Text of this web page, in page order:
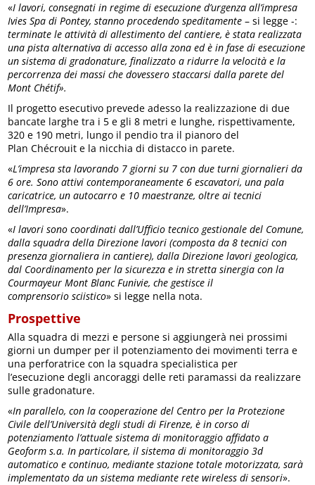
«I lavori, consegnati in regime di esecuzione d’urgenza all’impresa
Ivies Spa di Pontey, stanno procedendo speditamente – si legge -:
terminate le attività di allestimento del cantiere, è stata realizzata
una pista alternativa di accesso alla zona ed è in fase di esecuzione
un sistema di gradonature, finalizzato a ridurre la velocità e la
percorrenza dei massi che dovessero staccarsi dalla parete del
Mont Chétif».
Il progetto esecutivo prevede adesso la realizzazione di due
bancate larghe tra i 5 e gli 8 metri e lunghe, rispettivamente,
320 e 190 metri, lungo il pendio tra il pianoro del
Plan Chécrouit e la nicchia di distacco in parete.
«L’impresa sta lavorando 7 giorni su 7 con due turni giornalieri da
6 ore. Sono attivi contemporaneamente 6 escavatori, una pala
caricatrice, un autocarro e 10 maestranze, oltre ai tecnici
dell’Impresa».
«I lavori sono coordinati dall’Ufficio tecnico gestionale del Comune,
dalla squadra della Direzione lavori (composta da 8 tecnici con
presenza giornaliera in cantiere), dalla Direzione lavori geologica,
dal Coordinamento per la sicurezza e in stretta sinergia con la
Courmayeur Mont Blanc Funivie, che gestisce il
comprensorio sciistico» si legge nella nota.
Prospettive
Alla squadra di mezzi e persone si aggiungerà nei prossimi
giorni un dumper per il potenziamento dei movimenti terra e
una perforatrice con la squadra specialistica per
l’esecuzione degli ancoraggi delle reti paramassi da realizzare
sulle gradonature.
«In parallelo, con la cooperazione del Centro per la Protezione
Civile dell’Università degli studi di Firenze, è in corso di
potenziamento l’attuale sistema di monitoraggio affidato a
Geoform s.a. In particolare, il sistema di monitoraggio 3d
automatico e continuo, mediante stazione totale motorizzata, sarà
implementato da un sistema mediante rete wireless di sensori».